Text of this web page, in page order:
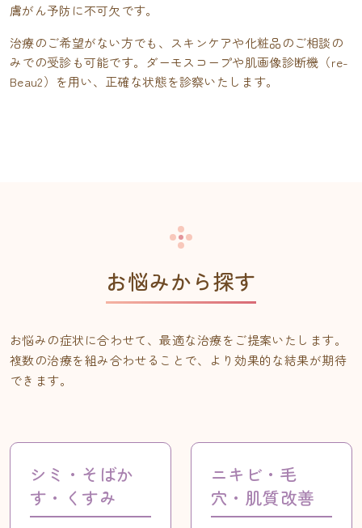
膚がん予防に不可欠です。
治療のご希望がない方でも、スキンケアや化粧品のご相談の
みでの受診も可能です。ダーモスコープや肌画像診断機（re-
Beau2）を用い、正確な状態を診察いたします。
お悩みから探す
お悩みの症状に合わせて、最適な治療をご提案いたします。
複数の治療を組み合わせることで、より効果的な結果が期待
できます。
シミ・そばか
す・くすみ
ニキビ・毛
穴・肌質改善